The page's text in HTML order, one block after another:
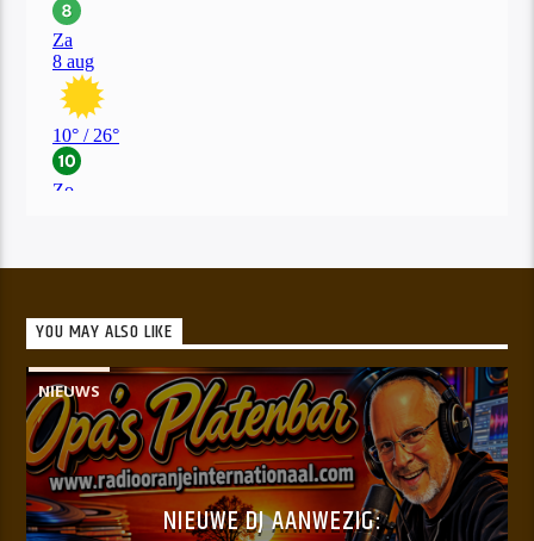
YOU MAY ALSO LIKE
NIEUWS
NIEUWE DJ AANWEZIG: